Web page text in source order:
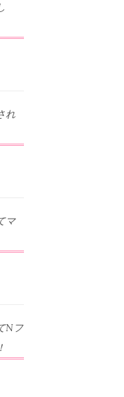
れ
マ
Nフ